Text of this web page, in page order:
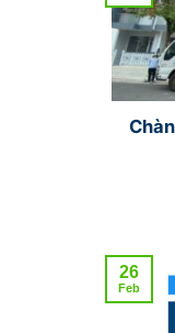
26
Feb